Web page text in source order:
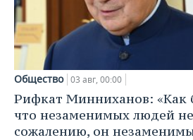
Общество 03 авг, 00:00
Рифкат Минниханов: «Как
что незаменимых людей
сожалению, он